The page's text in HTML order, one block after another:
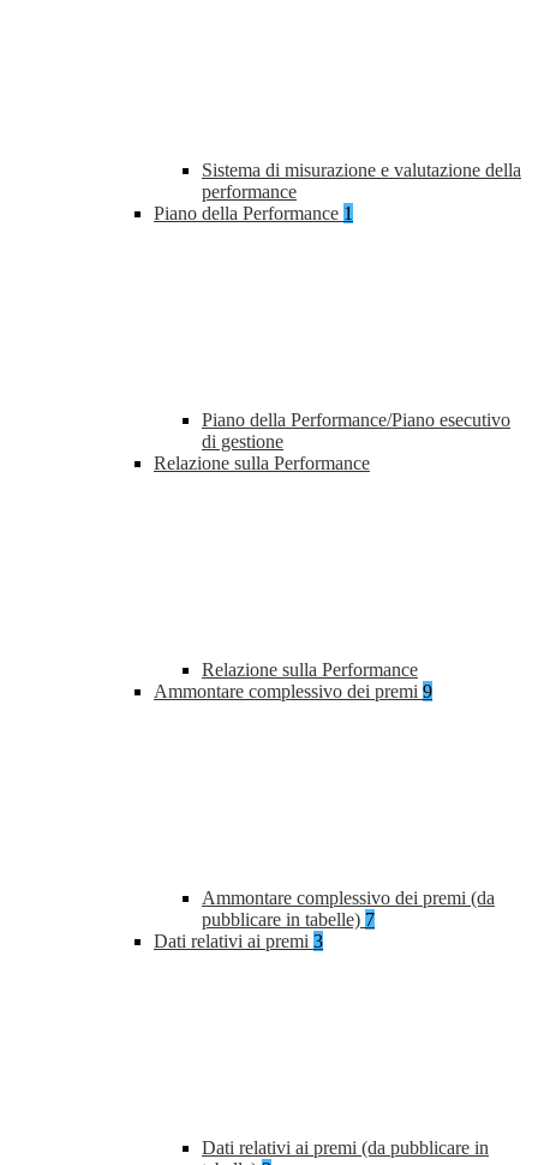
Sistema di misurazione e valutazione della
performance
Piano della Performance 1
Piano della Performance/Piano esecutivo
di gestione
Relazione sulla Performance
Relazione sulla Performance
Ammontare complessivo dei premi 9
Ammontare complessivo dei premi (da
pubblicare in tabelle) 7
Dati relativi ai premi 3
Dati relativi ai premi (da pubblicare in